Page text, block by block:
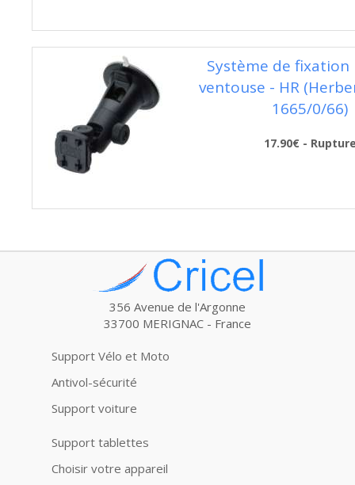
Système de fixation
ventouse - HR
1665/0/66)
17.90€ -
356 Avenue de l'Argonne
33700 MERIGNAC - France
Support Vélo et Moto
Antivol-sécurité
Support voiture
Support tablettes
Choisir votre appareil